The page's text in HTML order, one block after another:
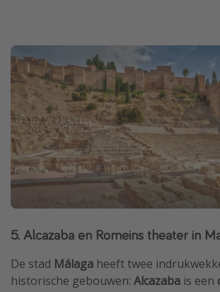
5. Alcazaba en Romeins theater in
De stad Málaga heeft twee
historische gebouwen: Alcazaba is een